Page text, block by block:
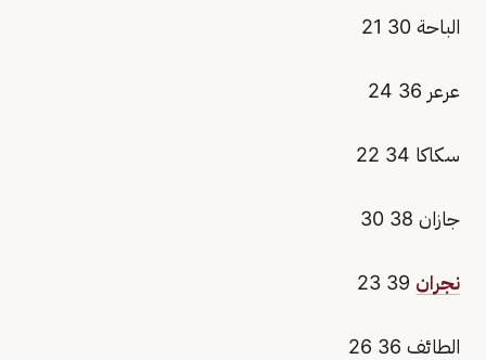
الباحة 30 21
عرعر 36 24
سكاكا 34 22
جازان 38 30
نجران
الطائف 36 26